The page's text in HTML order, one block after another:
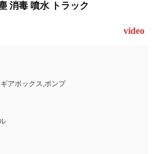
消毒 噴水 トラック
video
アボックス,ポンプ